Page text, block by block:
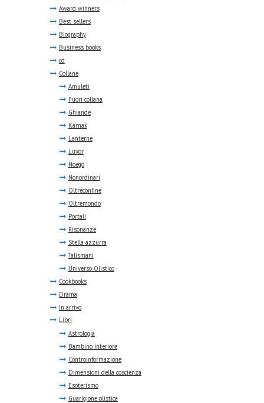
Award winners
Best sellers
Biography
Business books
cd
Collane
Amuleti
Fuori collana
Ghiande
Karnak
Lanterne
Luxor
Noego
Nonordinari
Oltreconfine
Oltremondo
Portali
Risonanze
Stella azzurra
Talismani
Universo Olistico
Cookbooks
Drama
In arrivo
Libri
Astrologia
Bambino interiore
Controinformazione
Dimensioni della coscienza
Esoterismo
Guarigione olistica